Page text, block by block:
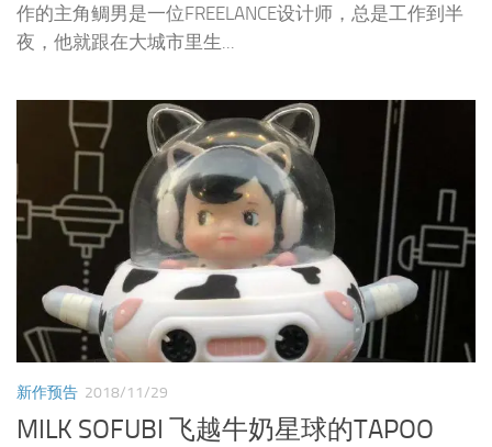
作的主角鲷男是一位FREELANCE设计师，总是工作到半
夜，他就跟在大城市里生...
新作预告 2018/11/29
MILK SOFUBI 飞越牛奶星球的TAPOO